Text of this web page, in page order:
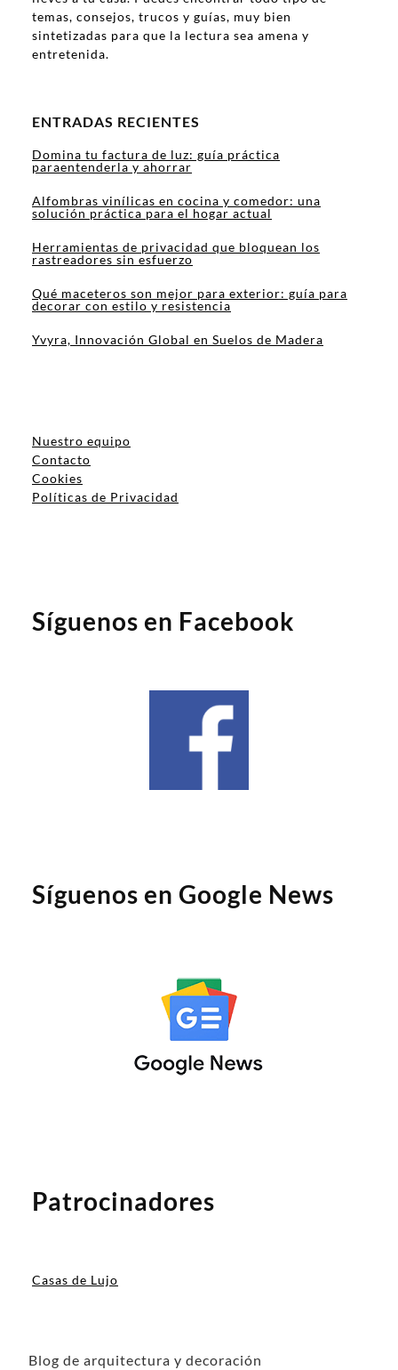
temas, consejos, trucos y guías, muy bien
sintetizadas para que la lectura sea amena y
entretenida.
ENTRADAS RECIENTES
Domina tu factura de luz: guía práctica
paraentenderla y ahorrar
Alfombras vinílicas en cocina y comedor: una
solución práctica para el hogar actual
Herramientas de privacidad que bloquean los
rastreadores sin esfuerzo
Qué maceteros son mejor para exterior: guía para
decorar con estilo y resistencia
Yvyra, Innovación Global en Suelos de Madera
Nuestro equipo
Contacto
Cookies
Políticas de Privacidad
Síguenos en Facebook
Síguenos en Google News
Patrocinadores
Casas de Lujo
Blog de arquitectura y decoración